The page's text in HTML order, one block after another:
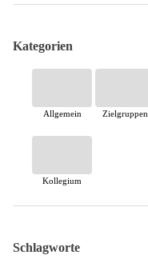
Kategorien
Allgemein Zielgruppen
Kollegium
Schlagworte